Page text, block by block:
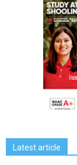
Latest article